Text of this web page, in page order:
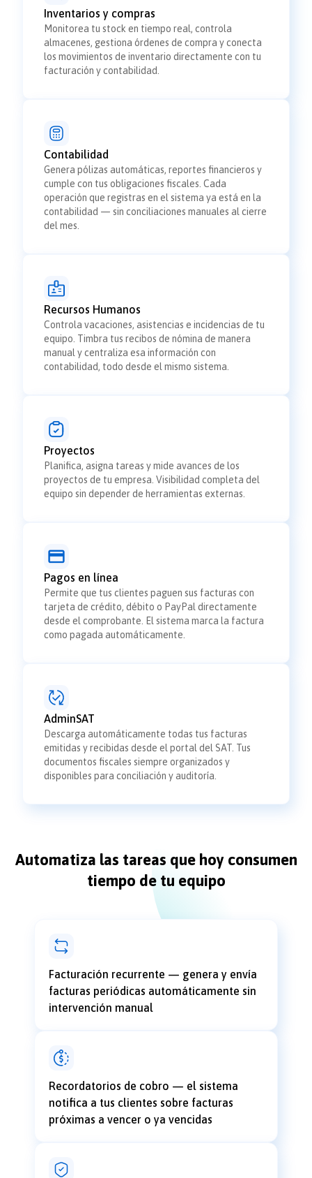
Inventarios y compras
Monitorea tu stock en tiempo real, controla
almacenes, gestiona órdenes de compra y conecta
los movimientos de inventario directamente con tu
facturación y contabilidad.
Contabilidad
Genera pólizas automáticas, reportes financieros y
cumple con tus obligaciones fiscales. Cada
operación que registras en el sistema ya está en la
contabilidad — sin conciliaciones manuales al cierre
del mes.
Recursos Humanos
Controla vacaciones, asistencias e incidencias de tu
equipo. Timbra tus recibos de nómina de manera
manual y centraliza esa información con
contabilidad, todo desde el mismo sistema.
Proyectos
Planifica, asigna tareas y mide avances de los
proyectos de tu empresa. Visibilidad completa del
equipo sin depender de herramientas externas.
Pagos en línea
Permite que tus clientes paguen sus facturas con
tarjeta de crédito, débito o PayPal directamente
desde el comprobante. El sistema marca la factura
como pagada automáticamente.
AdminSAT
Descarga automáticamente todas tus facturas
emitidas y recibidas desde el portal del SAT. Tus
documentos fiscales siempre organizados y
disponibles para conciliación y auditoría.
Automatiza las tareas que hoy consumen
tiempo de tu equipo
Facturación recurrente — genera y envía
facturas periódicas automáticamente sin
intervención manual
Recordatorios de cobro — el sistema
notifica a tus clientes sobre facturas
próximas a vencer o ya vencidas